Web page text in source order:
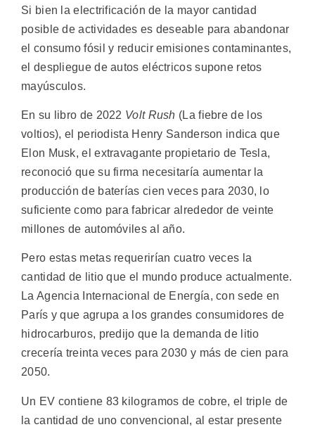
Si bien la electrificación de la mayor cantidad
posible de actividades es deseable para abandonar
el consumo fósil y reducir emisiones contaminantes,
el despliegue de autos eléctricos supone retos
mayúsculos.
En su libro de 2022 Volt Rush (La fiebre de los
voltios), el periodista Henry Sanderson indica que
Elon Musk, el extravagante propietario de Tesla,
reconoció que su firma necesitaría aumentar la
producción de baterías cien veces para 2030, lo
suficiente como para fabricar alrededor de veinte
millones de automóviles al año.
Pero estas metas requerirían cuatro veces la
cantidad de litio que el mundo produce actualmente.
La Agencia Internacional de Energía, con sede en
París y que agrupa a los grandes consumidores de
hidrocarburos, predijo que la demanda de litio
crecería treinta veces para 2030 y más de cien para
2050.
Un EV contiene 83 kilogramos de cobre, el triple de
la cantidad de uno convencional, al estar presente